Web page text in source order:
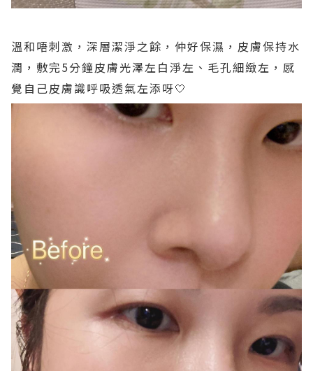
溫和唔刺激，深層潔淨之餘，仲好保濕，皮膚保持水
潤，敷完5分鐘皮膚光澤左白淨左、毛孔細緻左，感
覺自己皮膚識呼吸透氣左添呀🤍